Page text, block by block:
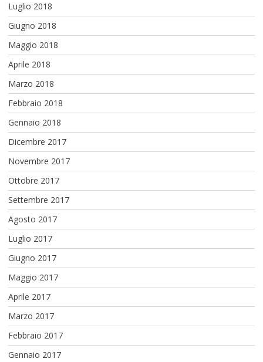
Luglio 2018
Giugno 2018
Maggio 2018
Aprile 2018
Marzo 2018
Febbraio 2018
Gennaio 2018
Dicembre 2017
Novembre 2017
Ottobre 2017
Settembre 2017
Agosto 2017
Luglio 2017
Giugno 2017
Maggio 2017
Aprile 2017
Marzo 2017
Febbraio 2017
Gennaio 2017